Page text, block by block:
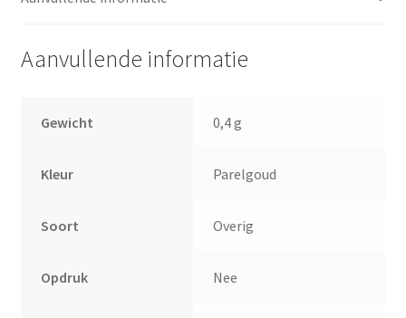
Aanvullende informatie
Gewicht 0,4 g
Kleur Parelgoud
Soort Overig
Opdruk Nee